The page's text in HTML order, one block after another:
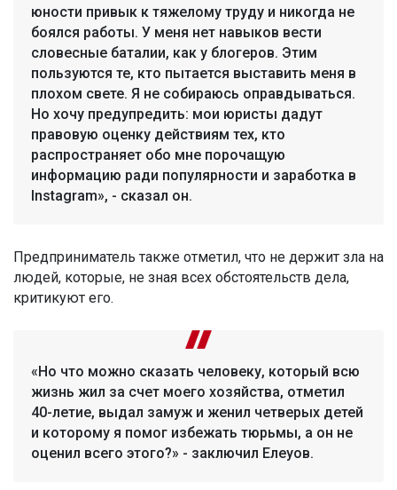
юности привык к тяжелому труду и никогда не
боялся работы. У меня нет навыков вести
словесные баталии, как у блогеров. Этим
пользуются те, кто пытается выставить меня в
плохом свете. Я не собираюсь оправдываться.
Но хочу предупредить: мои юристы дадут
правовую оценку действиям тех, кто
распространяет обо мне порочащую
информацию ради популярности и заработка в
Instagram», - сказал он.
Предприниматель также отметил, что не держит зла на
людей, которые, не зная всех обстоятельств дела,
критикуют его.
«Но что можно сказать человеку, который всю
жизнь жил за счет моего хозяйства, отметил
40-летие, выдал замуж и женил четверых детей
и которому я помог избежать тюрьмы, а он не
оценил всего этого?» - заключил Елеуов.